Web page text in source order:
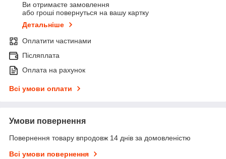
Ви отримаєте замовлення
або гроші повернуться на вашу картку
Детальніше
Оплатити частинами
Післяплата
Оплата на рахунок
Всі умови оплати
Умови повернення
Повернення товару впродовж 14 днів за домовленістю
Всі умови повернення